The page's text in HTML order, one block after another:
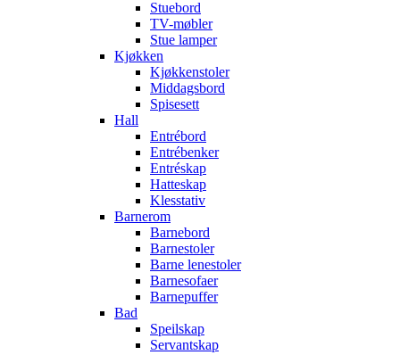
Stuebord
TV-møbler
Stue lamper
Kjøkken
Kjøkkenstoler
Middagsbord
Spisesett
Hall
Entrébord
Entrébenker
Entréskap
Hatteskap
Klesstativ
Barnerom
Barnebord
Barnestoler
Barne lenestoler
Barnesofaer
Barnepuffer
Bad
Speilskap
Servantskap